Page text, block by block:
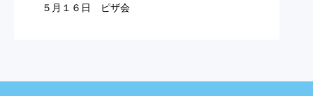
５月１６日 ピザ会